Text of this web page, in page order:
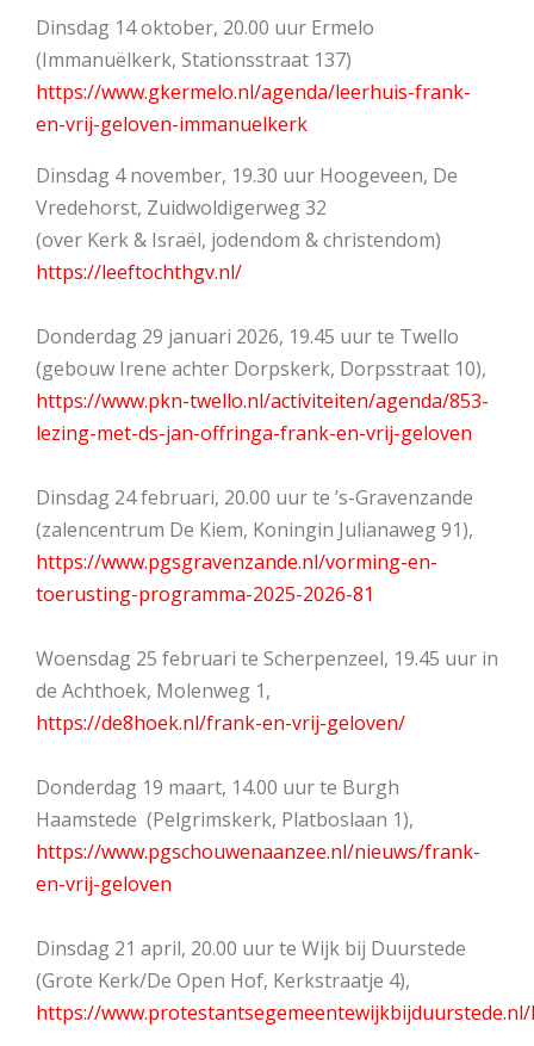
Dinsdag 14 oktober, 20.00 uur Ermelo
(Immanuëlkerk, Stationsstraat 137)
https://www.gkermelo.nl/agenda/leerhuis-frank-
en-vrij-geloven-immanuelkerk
Dinsdag 4 november, 19.30 uur Hoogeveen, De
Vredehorst, Zuidwoldigerweg 32
(over Kerk & Israël, jodendom & christendom)
https://leeftochthgv.nl/
Donderdag 29 januari 2026, 19.45 uur te Twello
(gebouw Irene achter Dorpskerk, Dorpsstraat 10),
https://www.pkn-twello.nl/activiteiten/agenda/853-
lezing-met-ds-jan-offringa-frank-en-vrij-geloven
Dinsdag 24 februari, 20.00 uur te ’s-Gravenzande
(zalencentrum De Kiem, Koningin Julianaweg 91),
https://www.pgsgravenzande.nl/vorming-en-
toerusting-programma-2025-2026-81
Woensdag 25 februari te Scherpenzeel, 19.45 uur in
de Achthoek, Molenweg 1,
https://de8hoek.nl/frank-en-vrij-geloven/
Donderdag 19 maart, 14.00 uur te Burgh
Haamstede (Pelgrimskerk, Platboslaan 1),
https://www.pgschouwenaanzee.nl/nieuws/frank-
en-vrij-geloven
Dinsdag 21 april, 20.00 uur te Wijk bij Duurstede
(Grote Kerk/De Open Hof, Kerkstraatje 4),
https://